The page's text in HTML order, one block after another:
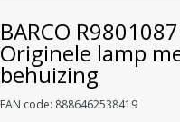
BARCO R9801087
Originele lamp
behuizing
EAN code: 8886462538419